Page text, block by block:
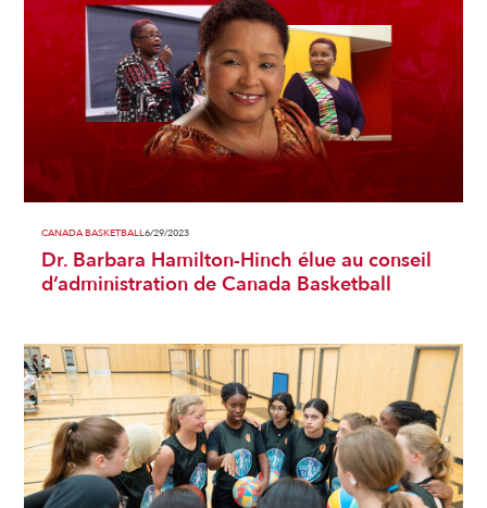
CANADA BASKETBALL6/29/2023
Dr. Barbara Hamilton-Hinch élue au conseil
d’administration de Canada Basketball